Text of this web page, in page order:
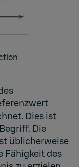
Dies ist
Die
üblicherweise
Fähigkeit des